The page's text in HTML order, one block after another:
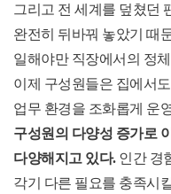
그리고 전 세계를 덮쳤던
완전히 뒤바꿔 놓았기 때
일해야만 직장에서의 정
이제 구성원들은 집에서
업무 환경을 조화롭게 운
구성원의 다양성 증가로
다양해지고 있다. 인간 경
각기 다른 필요를 충족시